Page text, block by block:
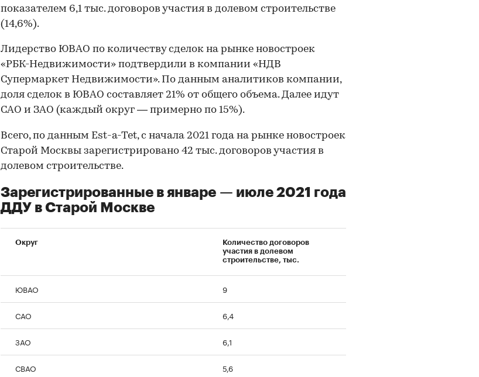
показателем 6,1 тыс. договоров участия в долевом строительстве
(14,6%).
Лидерство ЮВАО по количеству сделок на рынке новостроек
«РБК-Недвижимости» подтвердили в компании «НДВ
Супермаркет Недвижимости». По данным аналитиков компании,
доля сделок в ЮВАО составляет 21% от общего объема. Далее идут
САО и ЗАО (каждый округ — примерно по 15%).
Всего, по данным Est-a-Tet, с начала 2021 года на рынке новостроек
Старой Москвы зарегистрировано 42 тыс. договоров участия в
долевом строительстве.
Зарегистрированные в январе — июле 2021 года
ДДУ в Старой Москве
Округ
Количество договоров
участия в долевом
строительстве, тыс.
ЮВАО 9
САО 6,4
ЗАО 6,1
СВАО 5,6